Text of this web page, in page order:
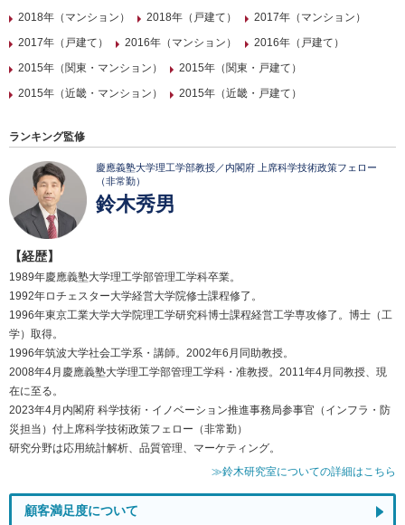
2018年（マンション）
2018年（戸建て）
2017年（マンション）
2017年（戸建て）
2016年（マンション）
2016年（戸建て）
2015年（関東・マンション）
2015年（関東・戸建て）
2015年（近畿・マンション）
2015年（近畿・戸建て）
ランキング監修
慶應義塾大学理工学部教授／内閣府 上席科学技術政策フェロー
（非常勤）
鈴木秀男
【経歴】
1989年慶應義塾大学理工学部管理工学科卒業。
1992年ロチェスター大学経営大学院修士課程修了。
1996年東京工業大学大学院理工学研究科博士課程経営工学専攻修了。博士（工
学）取得。
1996年筑波大学社会工学系・講師。2002年6月同助教授。
2008年4月慶應義塾大学理工学部管理工学科・准教授。2011年4月同教授、現
在に至る。
2023年4月内閣府 科学技術・イノベーション推進事務局参事官（インフラ・防
災担当）付上席科学技術政策フェロー（非常勤）
研究分野は応用統計解析、品質管理、マーケティング。
≫鈴木研究室についての詳細はこちら
顧客満足度について